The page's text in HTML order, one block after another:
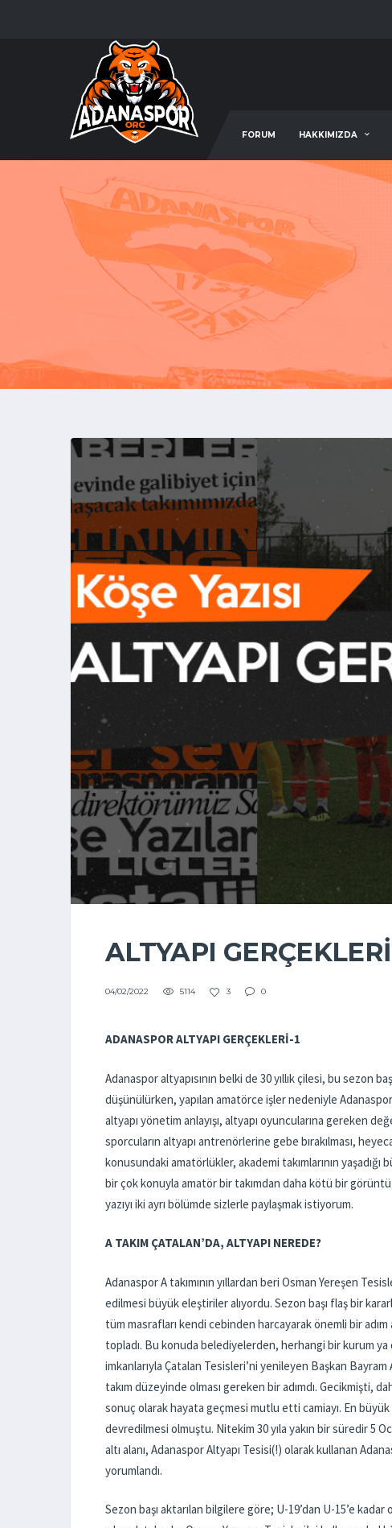
FORUM HAKKIMIZDA
ALTYAPI
04/02/2022 5114 3 0
ADANASPOR ALTYAPI GERÇEKLERİ-1
Adanaspor altyapısının belki de 30 yıllık çilesi, bu sezon
düşünülürken, yapılan amatörce işler nedeniyle
altyapı yönetim anlayışı, altyapı oyuncularına gereken
sporcuların altyapı antrenörlerine gebe bırakılması,
konusundaki amatörlükler, akademi takımlarının yaşadığı
bir çok konuyla amatör bir takımdan daha kötü bir görüntü
yazıyı iki ayrı bölümde sizlerle paylaşmak istiyorum.
A TAKIM ÇATALAN’DA, ALTYAPI NEREDE?
Adanaspor A takımının yıllardan beri Osman Yereşen
edilmesi büyük eleştiriler alıyordu. Sezon başı flaş bir
tüm masrafları kendi cebinden harcayarak önemli bir
topladı. Bu konuda belediyelerden, herhangi bir kurum
imkanlarıyla Çatalan Tesisleri’ni yenileyen Başkan Bayram
takım düzeyinde olması gereken bir adımdı. Gecikmişti,
sonuç olarak hayata geçmesi mutlu etti camiayı. En
devredilmesi olmuştu. Nitekim 30 yıla yakın bir süredir 5
altı alanı, Adanaspor Altyapı Tesisi(!) olarak kullanan
yorumlandı.
Sezon başı aktarılan bilgilere göre; U-19’dan U-15’e